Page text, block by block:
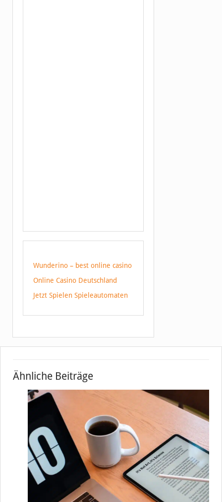
Wunderino – best online casino
Online Casino Deutschland
Jetzt Spielen Spieleautomaten
Ähnliche Beiträge